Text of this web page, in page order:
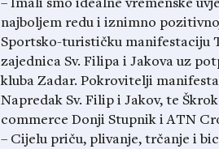
– Imali smo idealne vremenske
najboljem redu i iznimno
Sportsko-turističku manifestaciju
zajednica Sv. Filipa i Jakova uz
kluba Zadar. Pokrovitelji
Napredak Sv. Filip i Jakov, te
commerce Donji Stupnik i ATN
– Cijelu priču, plivanje, trčanje i